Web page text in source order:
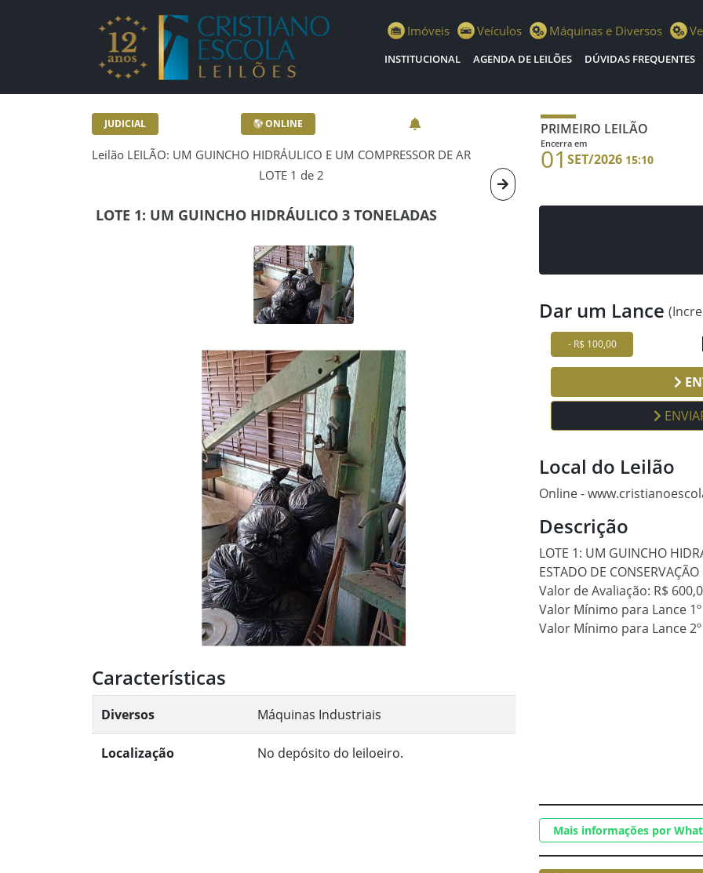
Imóveis Veículos Máquinas e Diversos
INSTITUCIONAL AGENDA DE LEILÕES DÚVIDAS FREQUENTES
JUDICIAL ONLINE
Leilão LEILÃO: UM GUINCHO HIDRÁULICO E UM COMPRESSOR DE AR
LOTE 1 de 2
LOTE 1: UM GUINCHO HIDRÁULICO 3 TONELADAS
Características
Diversos Máquinas Industriais
Localização No depósito do leiloeiro.
PRIMEIRO LEILÃO
Encerra em
01 SET/2026 15:10
Dar um Lance
- R$ 100,00
Local do Leilão
Online -
Descrição
LOTE 1: UM GUINCHO
ESTADO DE
Valor de Avaliação: R$
Valor Mínimo para Lance
Valor Mínimo para Lance
Mais informações por